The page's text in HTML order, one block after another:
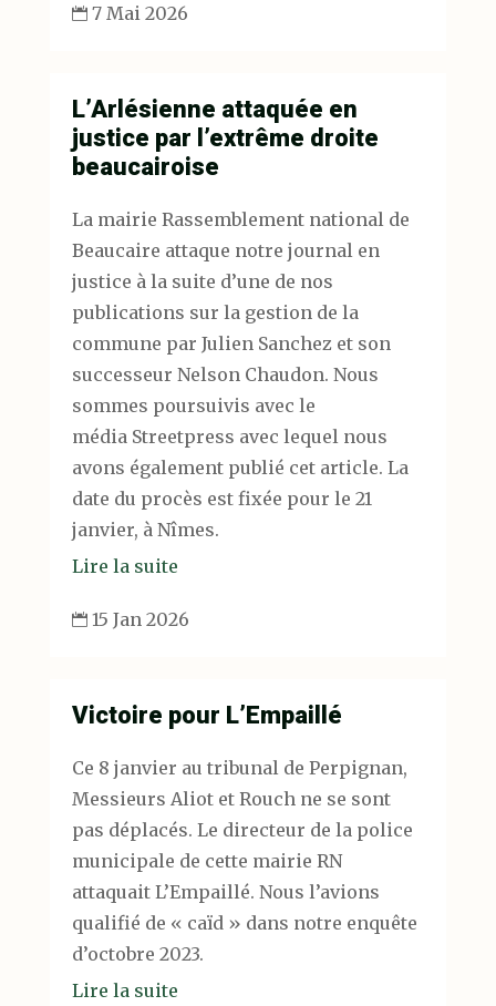
 7 Mai 2026
L’Arlésienne attaquée en
justice par l’extrême droite
beaucairoise
La mairie Rassemblement national de
Beaucaire attaque notre journal en
justice à la suite d’une de nos
publications sur la gestion de la
commune par Julien Sanchez et son
successeur Nelson Chaudon. Nous
sommes poursuivis avec le
média Streetpress avec lequel nous
avons également publié cet article. La
date du procès est fixée pour le 21
janvier, à Nîmes.
Lire la suite
 15 Jan 2026
Victoire pour L’Empaillé
Ce 8 janvier au tribunal de Perpignan,
Messieurs Aliot et Rouch ne se sont
pas déplacés. Le directeur de la police
municipale de cette mairie RN
attaquait L’Empaillé. Nous l’avions
qualifié de « caïd » dans notre enquête
d’octobre 2023.
Lire la suite